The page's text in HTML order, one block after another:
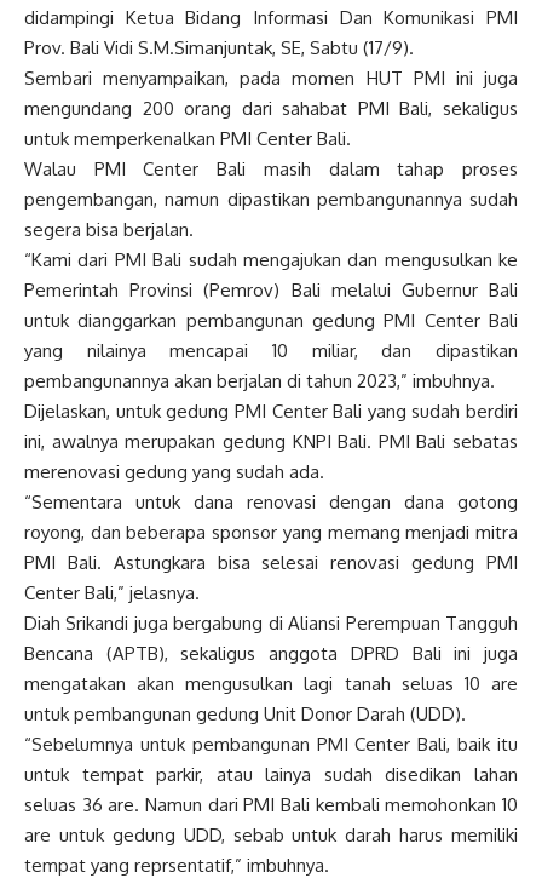
didampingi Ketua Bidang Informasi Dan Komunikasi PMI
Prov. Bali Vidi S.M.Simanjuntak, SE, Sabtu (17/9).
Sembari menyampaikan, pada momen HUT PMI ini juga
mengundang 200 orang dari sahabat PMI Bali, sekaligus
untuk memperkenalkan PMI Center Bali.
Walau PMI Center Bali masih dalam tahap proses
pengembangan, namun dipastikan pembangunannya sudah
segera bisa berjalan.
“Kami dari PMI Bali sudah mengajukan dan mengusulkan ke
Pemerintah Provinsi (Pemrov) Bali melalui Gubernur Bali
untuk dianggarkan pembangunan gedung PMI Center Bali
yang nilainya mencapai 10 miliar, dan dipastikan
pembangunannya akan berjalan di tahun 2023,” imbuhnya.
Dijelaskan, untuk gedung PMI Center Bali yang sudah berdiri
ini, awalnya merupakan gedung KNPI Bali. PMI Bali sebatas
merenovasi gedung yang sudah ada.
“Sementara untuk dana renovasi dengan dana gotong
royong, dan beberapa sponsor yang memang menjadi mitra
PMI Bali. Astungkara bisa selesai renovasi gedung PMI
Center Bali,” jelasnya.
Diah Srikandi juga bergabung di Aliansi Perempuan Tangguh
Bencana (APTB), sekaligus anggota DPRD Bali ini juga
mengatakan akan mengusulkan lagi tanah seluas 10 are
untuk pembangunan gedung Unit Donor Darah (UDD).
“Sebelumnya untuk pembangunan PMI Center Bali, baik itu
untuk tempat parkir, atau lainya sudah disedikan lahan
seluas 36 are. Namun dari PMI Bali kembali memohonkan 10
are untuk gedung UDD, sebab untuk darah harus memiliki
tempat yang reprsentatif,” imbuhnya.